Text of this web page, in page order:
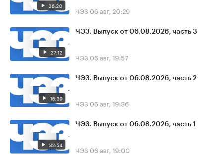
26:20 ЧЭЗ 06 авг, 20:29
27:12
ЧЭЗ. Выпуск от 06.08.2026, часть 3
ЧЭЗ 06 авг, 19:57
16:39
ЧЭЗ. Выпуск от 06.08.2026, часть 2
ЧЭЗ 06 авг, 19:36
32:54
ЧЭЗ. Выпуск от 06.08.2026, часть 1
ЧЭЗ 06 авг, 19:00